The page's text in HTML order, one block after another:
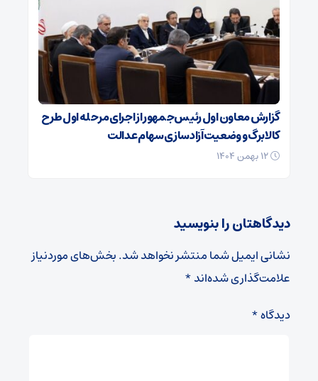
گزارش معاون اول رئیس‌جمهور از اجرای مرحله اول طرح
کالابرگ و وضعیت آزادسازی سهام عدالت
دیدگاهتان را بنویسید
نشانی ایمیل شما منتشر نخواهد شد.بخش‌های موردنیاز
علامت‌گذاری شده‌اند*
دیدگاه*